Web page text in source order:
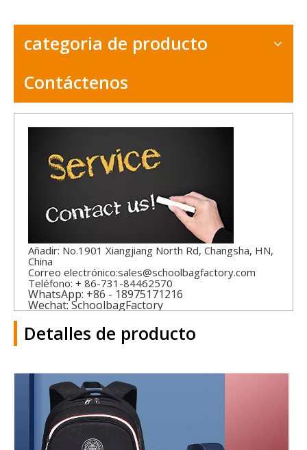
categoria de producto
Contáctenos
Añadir: No.1901 Xiangjiang North Rd, Changsha, HN,
China
Correo electrónico:sales@schoolbagfactory.com
Teléfono: + 86-731-84462570
WhatsApp: +86 - 18975171216
Wechat: SchoolbagFactory
Detalles de producto